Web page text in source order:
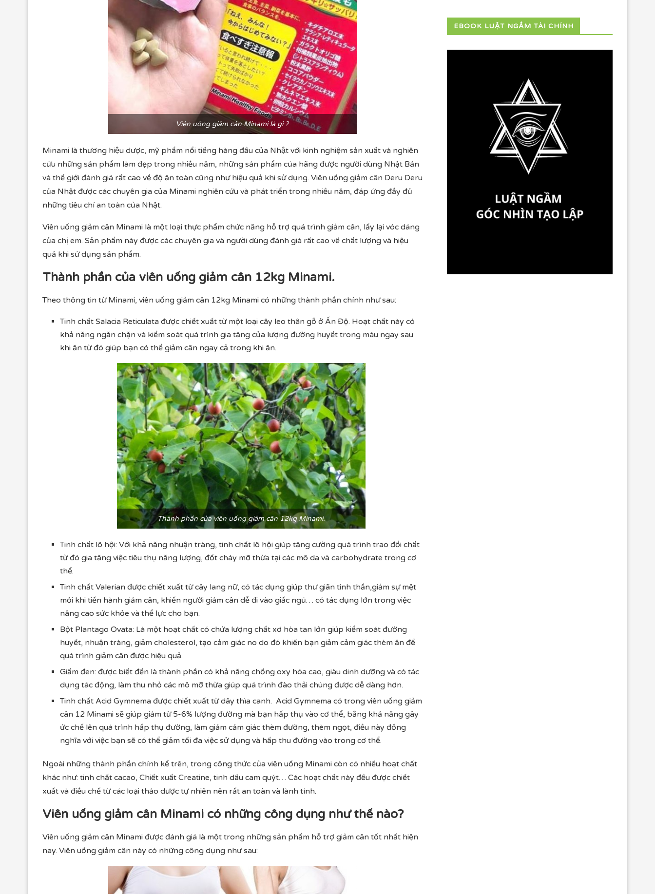
Viên uống giảm cân Minami là gì ?
Minami là thương hiệu dược, mỹ phẩm nổi tiếng hàng đầu của Nhật với kinh nghiệm sản xuất và nghiên
cứu những sản phẩm làm đẹp trong nhiều năm, những sản phẩm của hãng được người dùng Nhật Bản
và thế giới đánh giá rất cao về độ ăn toàn cũng như hiệu quả khi sử dụng. Viên uống giảm cân Deru Deru
của Nhật được các chuyên gia của Minami nghiên cứu và phát triển trong nhiều năm, đáp ứng đầy đủ
những tiêu chí an toàn của Nhật.
Viên uống giảm cân Minami là một loại thực phẩm chức năng hỗ trợ quá trình giảm cân, lấy lại vóc dáng
của chị em. Sản phẩm này được các chuyên gia và người dùng đánh giá rất cao về chất lượng và hiệu
quả khi sử dụng sản phẩm.
Thành phần của viên uống giảm cân 12kg Minami.
Theo thông tin từ Minami, viên uống giảm cân 12kg Minami có những thành phần chính như sau:
Tinh chất Salacia Reticulata được chiết xuất từ một loại cây leo thân gỗ ở Ấn Độ. Hoạt chất này có
khả năng ngăn chặn và kiểm soát quá trình gia tăng của lượng đường huyết trong máu ngay sau
khi ăn từ đó giúp bạn có thể giảm cân ngay cả trong khi ăn.
Thành phần của viên uống giảm cân 12kg Minami.
Tinh chất lô hội: Với khả năng nhuận tràng, tinh chất lô hội giúp tăng cường quá trình trao đổi chất
từ đó gia tăng việc tiêu thụ năng lượng, đốt cháy mỡ thừa tại các mô da và carbohydrate trong cơ
thể.
Tinh chất Valerian được chiết xuất từ cây lang nữ, có tác dụng giúp thư giãn tinh thần,giảm sự mệt
mỏi khi tiến hành giảm cân, khiến người giảm cân dễ đi vào giấc ngủ… có tác dụng lớn trong việc
nâng cao sức khỏe và thể lực cho bạn.
Bột Plantago Ovata: Là một hoạt chất có chứa lượng chất xơ hòa tan lớn giúp kiểm soát đường
huyết, nhuận tràng, giảm cholesterol, tạo cảm giác no do đó khiến bạn giảm cảm giác thèm ăn để
quá trình giảm cân được hiệu quả.
Giấm đen: được biết đến là thành phần có khả năng chống oxy hóa cao, giàu dinh dưỡng và có tác
dụng tác động, làm thu nhỏ các mô mỡ thừa giúp quá trình đào thải chúng được dễ dàng hơn.
Tinh chất Acid Gymnema được chiết xuất từ dây thìa canh. Acid Gymnema có trong viên uống giảm
cân 12 Minami sẽ giúp giảm từ 5-6% lượng đường mà bạn hấp thụ vào cơ thể, bằng khả năng gây
ức chế lên quá trình hấp thụ đường, làm giảm cảm giác thèm đường, thèm ngọt, điều này đồng
nghĩa với việc bạn sẽ có thể giảm tối đa việc sử dụng và hấp thu đường vào trong cơ thể.
Ngoài những thành phần chính kể trên, trong công thức của viên uống Minami còn có nhiều hoạt chất
khác như: tinh chất cacao, Chiết xuất Creatine, tinh dầu cam quýt… Các hoạt chất này đều được chiết
xuất và điều chế từ các loại thảo dược tự nhiên nên rất an toàn và lành tính.
Viên uống giảm cân Minami có những công dụng như thế nào?
Viên uống giảm cân Minami được đánh giá là một trong những sản phẩm hỗ trợ giảm cân tốt nhất hiện
nay. Viên uống giảm cân này có những công dụng như sau:
EBOOK LUẬT NGẦM TÀI CHÍNH